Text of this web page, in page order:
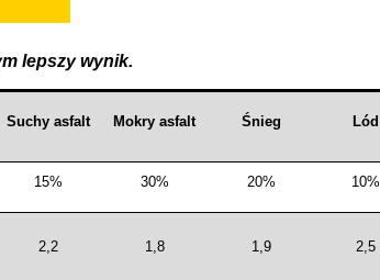
lepszy wynik.
Suchy asfalt Mokry asfalt Śnieg Lód
15% 30% 20% 10%
2,2 1,8 1,9 2,5